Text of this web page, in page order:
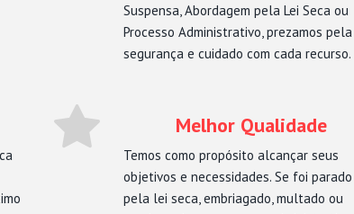
Suspensa, Abordagem pela Lei Seca ou
Processo Administrativo, prezamos pela
segurança e cuidado com cada recurso.
Melhor Qualidade
Temos como propósito alcançar seus
objetivos e necessidades. Se foi parado
pela lei seca, embriagado, multado ou